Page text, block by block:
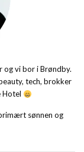
og vi bor i Brøndby.
tech, brokker
Hotel
sønnen og